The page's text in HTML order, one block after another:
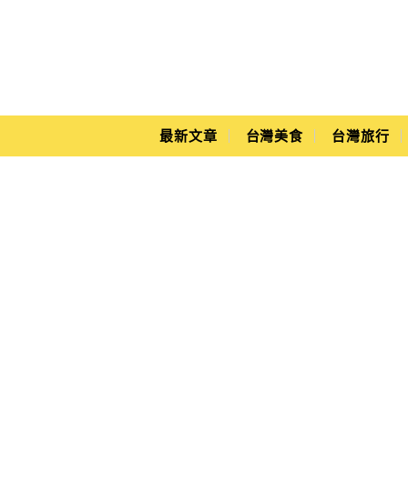
Yuki's Life
Main Menu
最新文章 台灣美食 台灣旅行